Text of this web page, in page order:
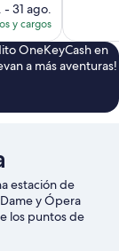
31 ago.
y cargos
OneKeyCash en
a más aventuras!
estación de
y Ópera
los puntos de
de